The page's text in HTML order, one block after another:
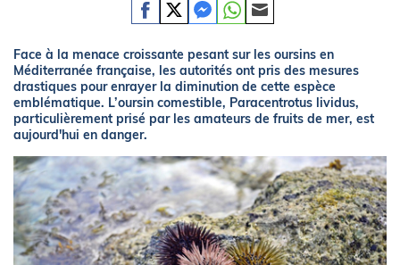
Face à la menace croissante pesant sur les oursins en
Méditerranée française, les autorités ont pris des mesures
drastiques pour enrayer la diminution de cette espèce
emblématique. L’oursin comestible, Paracentrotus lividus,
particulièrement prisé par les amateurs de fruits de mer, est
aujourd'hui en danger.